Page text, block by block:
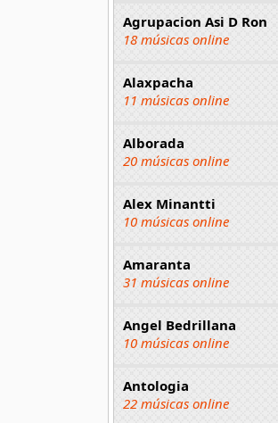
Agrupacion Asi D Ron
18 músicas online
Alaxpacha
11 músicas online
Alborada
20 músicas online
Alex Minantti
10 músicas online
Amaranta
31 músicas online
Angel Bedrillana
10 músicas online
Antologia
22 músicas online